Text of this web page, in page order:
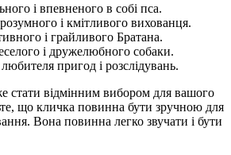
і впевненого в собі пса.
і кмітливого вихованця.
і грайливого Братана.
і дружелюбного собаки.
пригод і розслідувань.
стати відмінним вибором для вашого
що кличка повинна бути зручною для
Вона повинна легко звучати і бути